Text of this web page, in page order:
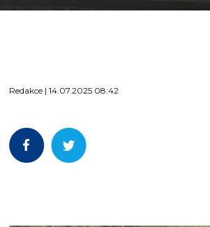
Redakce | 14.07.2025 08:42